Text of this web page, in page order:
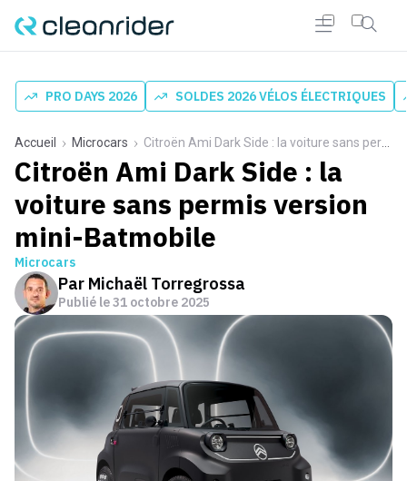
PRO DAYS 2026 SOLDES 2026 VÉLOS ÉLECTRIQUES
Accueil Microcars Citroën Ami Dark Side : la voiture sans permis version mini-Batmobile
Citroën Ami Dark Side : la
voiture sans permis version
mini-Batmobile
Microcars
Par Michaël Torregrossa
Publié le31 octobre 2025